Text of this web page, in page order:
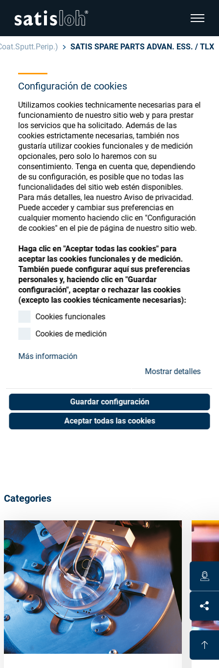
Configuración de cookies
Utilizamos cookies technicamente necesarias para el
funcionamiento de nuestro sitio web y para prestar
los servicios que ha solicitado. Además de las
cookies estrictamente necesarias, también nos
gustaría utilizar cookies funcionales y de medición
opcionales, pero solo lo haremos con su
consentimiento. Tenga en cuenta que, dependiendo
de su configuración, es posible que no todas las
funcionalidades del sitio web estén disponibles.
Para más detalles, lea nuestro Aviso de privacidad.
Puede acceder y cambiar sus preferencias en
cualquier momento haciendo clic en "Configuración
de cookies" en el pie de página de nuestro sitio web.
Haga clic en "Aceptar todas las cookies" para
aceptar las cookies funcionales y de medición.
También puede configurar aquí sus preferencias
personales y, haciendo clic en "Guardar
configuración", aceptar o rechazar las cookies
(excepto las cookies técnicamente necesarias):
Cookies funcionales
Cookies de medición
Más información
Mostrar detalles
Guardar configuración
Aceptar todas las cookies
show
Español
Oftálmica
Óptica de Precisión
Quiénes Somos
Carrera
Recursos
Contacto
Store
hide page navigation
English
Deutsch
汉语
Français
SATIS SPARE PARTS ADVAN. ESS. / TLX
Ophthalmic Consumables
Store
Register or Sign-in to access your accounts
and explore our wide range of ophthalmic
consumables
Register Sign-In
SATIS SPARE PARTS
ADVAN. ESS. / TLX
Unit of measure : Piece
Shop now
Categories